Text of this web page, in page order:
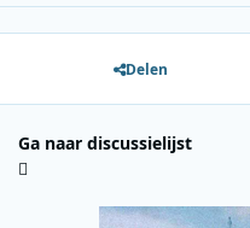
Delen
Ga naar discussielijst